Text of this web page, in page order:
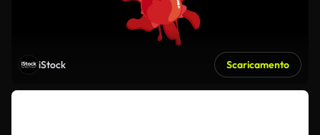
iStock Scaricamento